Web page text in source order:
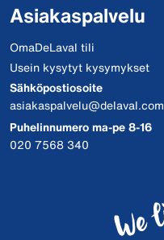
Asiakaspalvelu
OmaDeLaval tili
Usein kysytyt kysymykset
Sähköpostiosoite
asiakaspalvelu@delaval.com
Puhelinnumero ma-pe 8-16
020 7568 340